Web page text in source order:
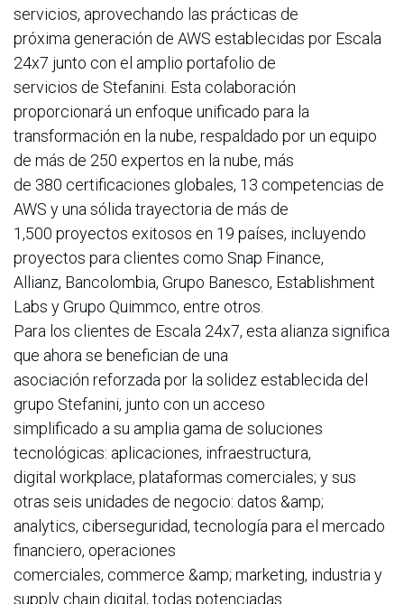
servicios, aprovechando las prácticas de
próxima generación de AWS establecidas por Escala
24x7 junto con el amplio portafolio de
servicios de Stefanini. Esta colaboración
proporcionará un enfoque unificado para la
transformación en la nube, respaldado por un equipo
de más de 250 expertos en la nube, más
de 380 certificaciones globales, 13 competencias de
AWS y una sólida trayectoria de más de
1,500 proyectos exitosos en 19 países, incluyendo
proyectos para clientes como Snap Finance,
Allianz, Bancolombia, Grupo Banesco, Establishment
Labs y Grupo Quimmco, entre otros.
Para los clientes de Escala 24x7, esta alianza significa
que ahora se benefician de una
asociación reforzada por la solidez establecida del
grupo Stefanini, junto con un acceso
simplificado a su amplia gama de soluciones
tecnológicas: aplicaciones, infraestructura,
digital workplace, plataformas comerciales; y sus
otras seis unidades de negocio: datos &amp;
analytics, ciberseguridad, tecnología para el mercado
financiero, operaciones
comerciales, commerce &amp; marketing, industria y
supply chain digital, todas potenciadas